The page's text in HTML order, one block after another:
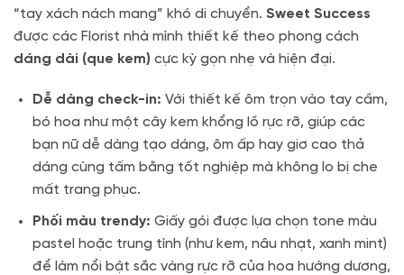
“tay xách nách mang” khó di chuyển. Sweet Success
được các Florist nhà mình thiết kế theo phong cách
dáng dài (que kem) cực kỳ gọn nhẹ và hiện đại.
Dễ dàng check-in: Với thiết kế ôm trọn vào tay cầm,
bó hoa như một cây kem khổng lồ rực rỡ, giúp các
bạn nữ dễ dàng tạo dáng, ôm ấp hay giơ cao thả
dáng cùng tấm bằng tốt nghiệp mà không lo bị che
mất trang phục.
Phối màu trendy: Giấy gói được lựa chọn tone màu
pastel hoặc trung tính (như kem, nâu nhạt, xanh mint)
để làm nổi bật sắc vàng rực rỡ của hoa hướng dương,